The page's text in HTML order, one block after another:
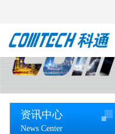
资讯中心
News Center